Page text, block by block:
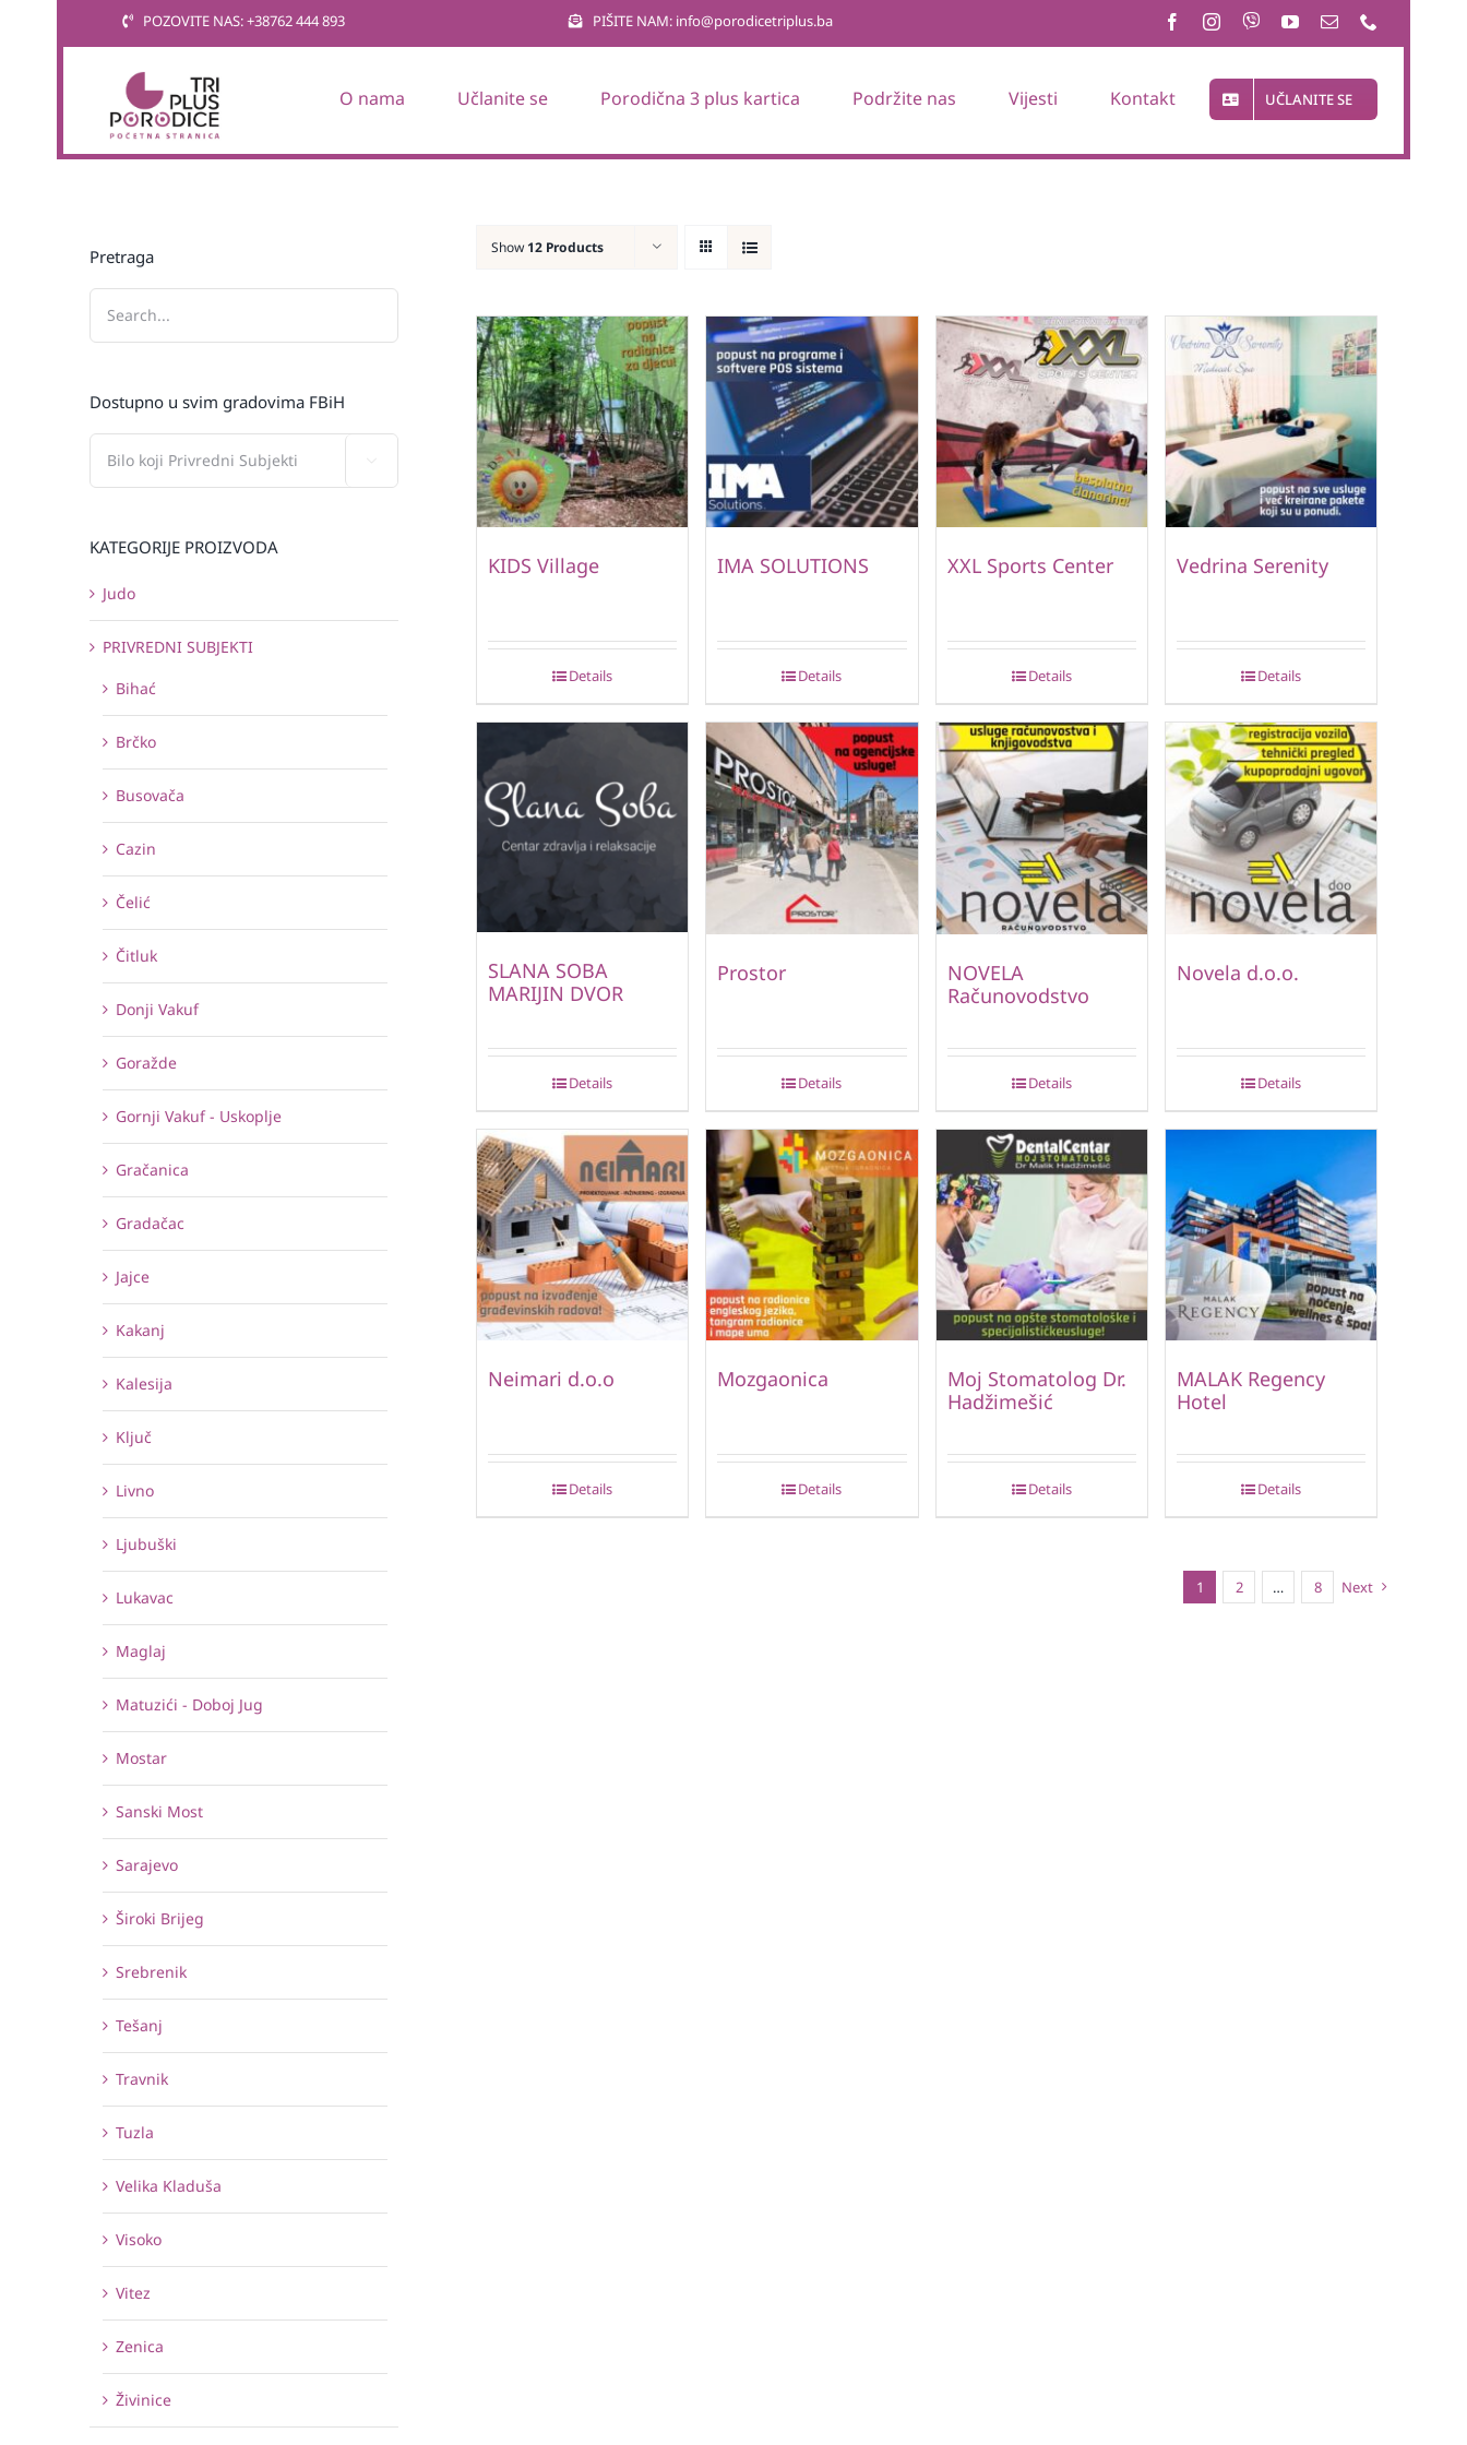
POZOVITE NAS: +38762 444 893 PIŠITE NAM: info@porodicetriplus.ba
O nama Učlanite se Porodična 3 plus kartica Podržite nas Vijesti Kontakt UČLANITE SE
Show 12 Products
KIDS Village
Details
IMA SOLUTIONS
Details
XXL Sports Center
Details
Vedrina Serenity
Details
SLANA SOBA
MARIJIN DVOR
Details
Prostor
Details
NOVELA
Računovodstvo
Details
Novela d.o.o.
Details
Neimari d.o.o
Details
Mozgaonica
Details
Moj Stomatolog Dr.
Hadžimešić
Details
MALAK Regency
Hotel
Details
1 2 … 8 Next
Pretraga
Dostupno u svim gradovima FBiH
KATEGORIJE PROIZVODA
Judo
PRIVREDNI SUBJEKTI
Bihać
Brčko
Busovača
Cazin
Čelić
Čitluk
Donji Vakuf
Goražde
Gornji Vakuf - Uskoplje
Gračanica
Gradačac
Jajce
Kakanj
Kalesija
Ključ
Livno
Ljubuški
Lukavac
Maglaj
Matuzići - Doboj Jug
Mostar
Sanski Most
Sarajevo
Široki Brijeg
Srebrenik
Tešanj
Travnik
Tuzla
Velika Kladuša
Visoko
Vitez
Zenica
Živinice